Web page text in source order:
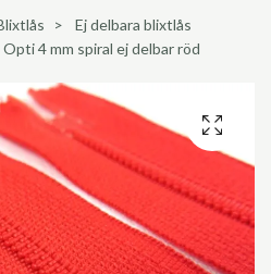
Ej delbara blixtlås
4 mm spiral ej delbar röd